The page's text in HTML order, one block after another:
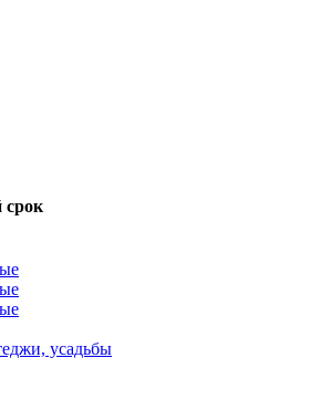
срок
усадьбы